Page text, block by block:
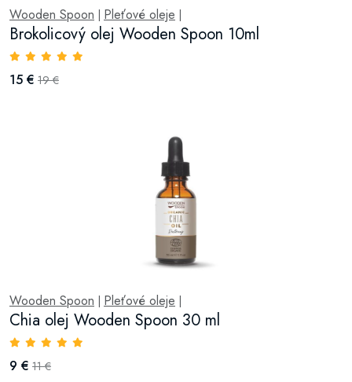
Wooden Spoon | Pleťové oleje |
Brokolicový olej Wooden Spoon 10ml
15 € 19 €
Wooden Spoon | Pleťové oleje |
Chia olej Wooden Spoon 30 ml
9 € 11 €